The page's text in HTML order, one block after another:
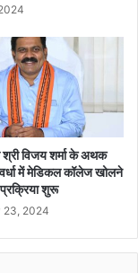
विजय शर्मा के अथक
में मेडिकल कॉलेज खोलने
शुरू
23, 2024